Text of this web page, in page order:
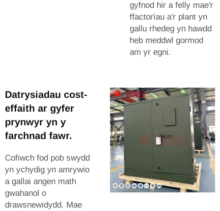
gyfnod hir a felly mae'r
ffactorïau a'r plant yn
gallu rhedeg yn hawdd
heb meddwl gormod
am yr egni.
Datrysiadau cost-
effaith ar gyfer
prynwyr yn y
farchnad fawr.
Cofiwch fod pob swydd
yn ychydig yn amrywio
a gallai angen math
gwahanol o
drawsnewidydd. Mae